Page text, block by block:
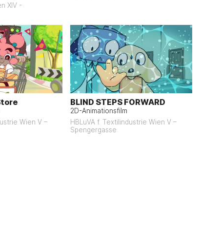
XIV -
Wien V –
BLIND STEPS FORWARD
2D-Animationsfilm
HBLuVA f. Textilindustrie Wien V –
Spengergasse